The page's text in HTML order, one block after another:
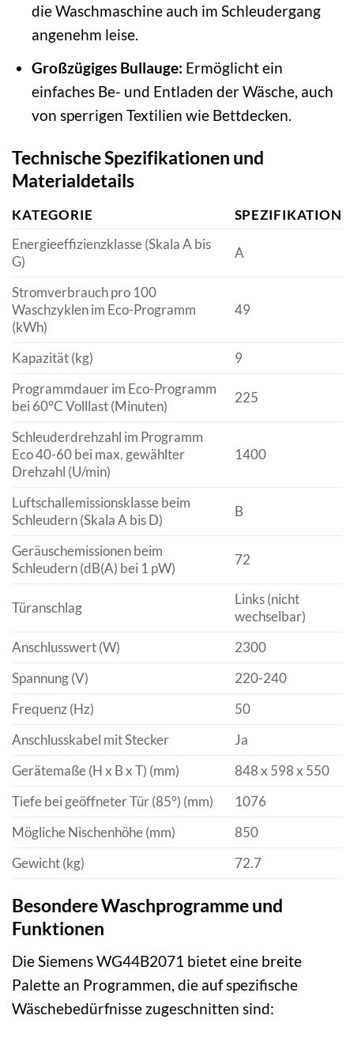
die Waschmaschine auch im Schleudergang
angenehm leise.
Großzügiges Bullauge: Ermöglicht ein
einfaches Be- und Entladen der Wäsche, auch
von sperrigen Textilien wie Bettdecken.
Technische Spezifikationen und
Materialdetails
KATEGORIE
SPEZIFIKATION
Energieeffizienzklasse (Skala A bis
G)
A
Stromverbrauch pro 100
Waschzyklen im Eco-Programm
(kWh)
49
Kapazität (kg)
9
Programmdauer im Eco-Programm
bei 60°C Volllast (Minuten)
225
Schleuderdrehzahl im Programm
Eco 40-60 bei max. gewählter
Drehzahl (U/min)
1400
Luftschallemissionsklasse beim
Schleudern (Skala A bis D)
B
Geräuschemissionen beim
Schleudern (dB(A) bei 1 pW)
72
Türanschlag
Links (nicht
wechselbar)
Anschlusswert (W)
2300
Spannung (V)
220-240
Frequenz (Hz)
50
Anschlusskabel mit Stecker
Ja
Gerätemaße (H x B x T) (mm)
848 x 598 x 550
Tiefe bei geöffneter Tür (85°) (mm)
1076
Mögliche Nischenhöhe (mm)
850
Gewicht (kg)
72.7
Besondere Waschprogramme und
Funktionen
Die Siemens WG44B2071 bietet eine breite
Palette an Programmen, die auf spezifische
Wäschebedürfnisse zugeschnitten sind: